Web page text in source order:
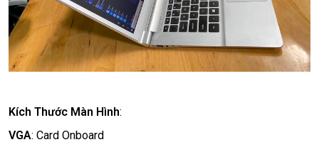
Kích Thước Màn Hình:
VGA: Card Onboard